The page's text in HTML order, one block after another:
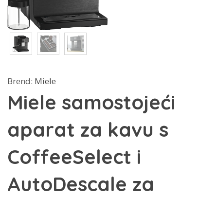
Brend: Miele
Miele samostojeći
aparat za kavu s
CoffeeSelect i
AutoDescale za